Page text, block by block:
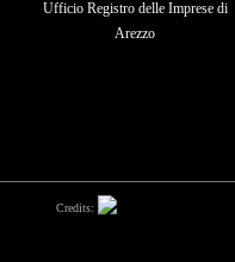
Ufficio Registro delle Imprese di
Arezzo
Credits: